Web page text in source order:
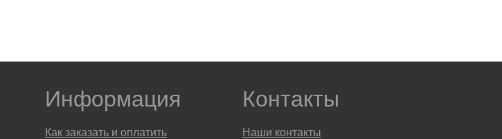
Информация
Как заказать и оплатить
Контакты
Наши контакты